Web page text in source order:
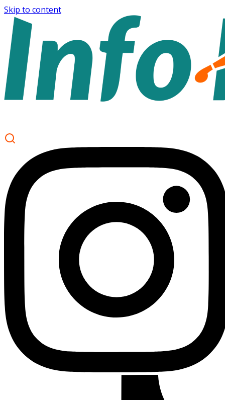
Skip to content